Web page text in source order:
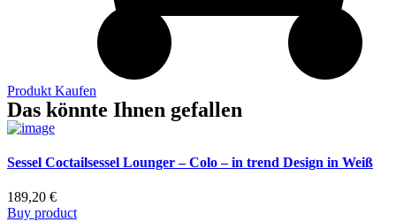
Produkt Kaufen
Das könnte Ihnen gefallen
Sessel Coctailsessel Lounger – Colo – in trend Design in Weiß
189,20 €
Buy product